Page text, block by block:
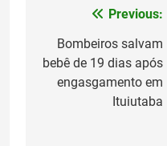
Navegação
de
Post
Previous:
Bombeiros salvam
bebê de 19 dias após
engasgamento em
Ituiutaba